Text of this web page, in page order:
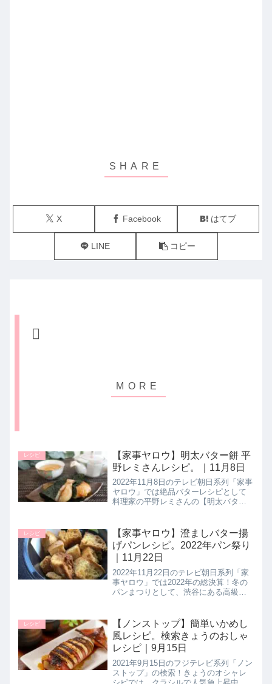
X Facebook はてブ
LINE コピー
レシピ
【家事ヤロウ】明太バター餅 平
野レミさんレシピ。｜11月8日
2022年11月8日のテレビ朝日系列「家事
ヤロウ」では絶品バターレシピとして
料理家の平野レミさんの【明太バター
はこちら▼和田家の晩ご飯 韓国風フル
コース編もオススメ▼家事...
レシピ
【家事ヤロウ】澄ましバター揚
げパンレシピ。2022年パン祭り
｜11月22日
2022年11月22日のテレビ朝日系列「家
事ヤロウ」では2022年の総決算！冬の
パンまつりとして、渋谷にある高級フ
た【澄ましバター揚げパン】の作り方
を教えてくれたので詳しく...
レシピ
【ノンストップ】簡単いかめし
風レシピ。検索きょうのおしゃ
レシピ｜9月15日
2021年9月15日のフジテレビ系列「ノン
ストップ」の検索！きょうのオシャレ